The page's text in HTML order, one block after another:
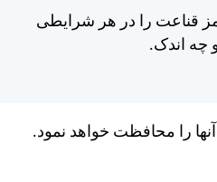
قناعت را در هر شرايطی
چه اندک.
را محافظت خواهد نمود.